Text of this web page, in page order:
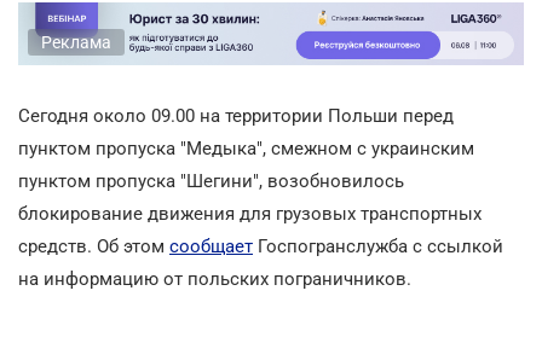
Реклама
Сегодня около 09.00 на территории Польши перед
пунктом пропуска "Медыка", смежном с украинским
пунктом пропуска "Шегини", возобновилось
блокирование движения для грузовых транспортных
средств. Об этом сообщает Госпогранслужба с ссылкой
на информацию от польских пограничников.